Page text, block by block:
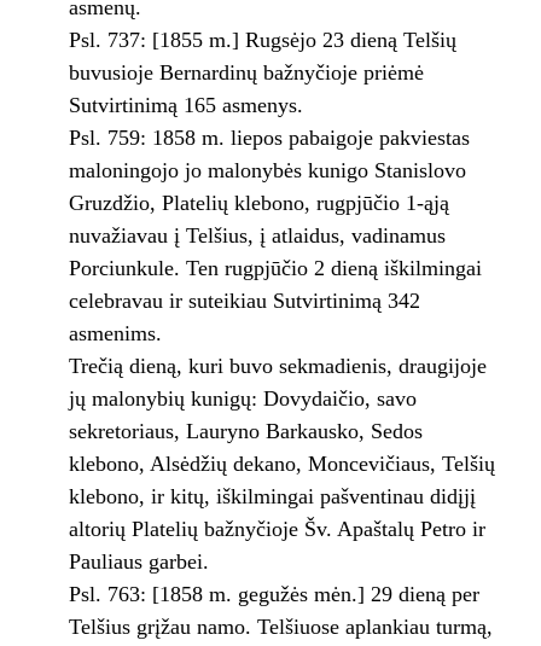
asmenų.
Psl. 737: [1855 m.] Rugsėjo 23 dieną Telšių
buvusioje Bernardinų bažnyčioje priėmė
Sutvirtinimą 165 asmenys.
Psl. 759: 1858 m. liepos pabaigoje pakviestas
maloningojo jo malonybės kunigo Stanislovo
Gruzdžio, Platelių klebono, rugpjūčio 1-ąją
nuvažiavau į Telšius, į atlaidus, vadinamus
Porciunkule. Ten rugpjūčio 2 dieną iškilmingai
celebravau ir suteikiau Sutvirtinimą 342
asmenims.
Trečią dieną, kuri buvo sekmadienis, draugijoje
jų malonybių kunigų: Dovydaičio, savo
sekretoriaus, Lauryno Barkausko, Sedos
klebono, Alsėdžių dekano, Moncevičiaus, Telšių
klebono, ir kitų, iškilmingai pašventinau didįjį
altorių Platelių bažnyčioje Šv. Apaštalų Petro ir
Pauliaus garbei.
Psl. 763: [1858 m. gegužės mėn.] 29 dieną per
Telšius grįžau namo. Telšiuose aplankiau turmą,